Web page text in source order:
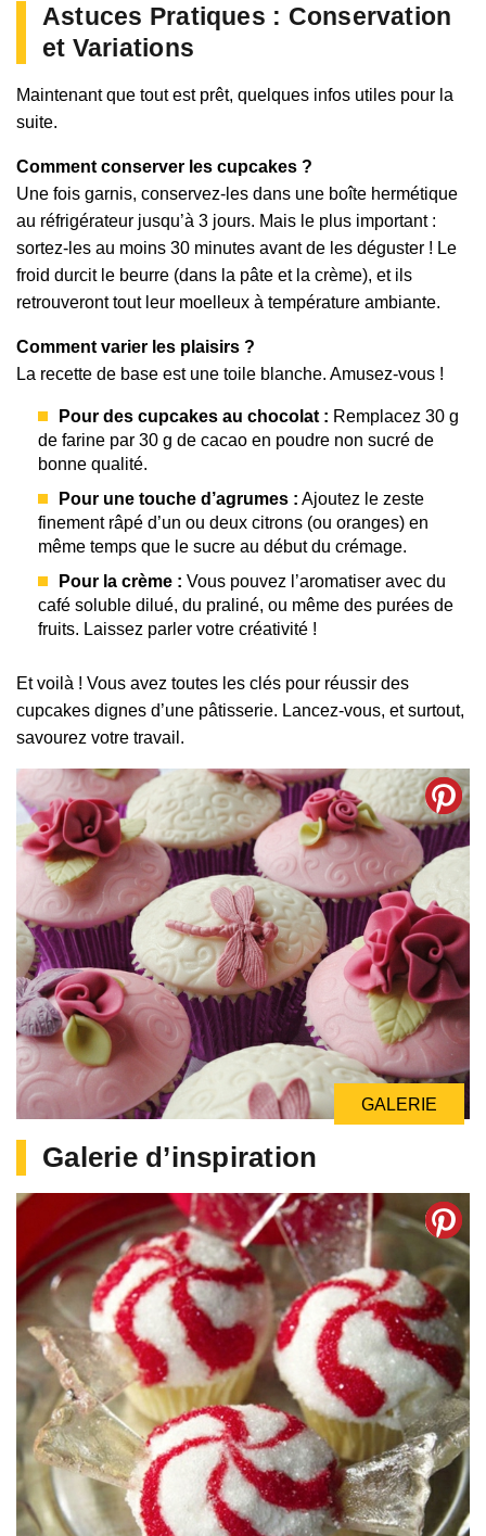
Astuces Pratiques : Conservation
et Variations
Maintenant que tout est prêt, quelques infos utiles pour la
suite.
Comment conserver les cupcakes ?
Une fois garnis, conservez-les dans une boîte hermétique
au réfrigérateur jusqu’à 3 jours. Mais le plus important :
sortez-les au moins 30 minutes avant de les déguster ! Le
froid durcit le beurre (dans la pâte et la crème), et ils
retrouveront tout leur moelleux à température ambiante.
Comment varier les plaisirs ?
La recette de base est une toile blanche. Amusez-vous !
Pour des cupcakes au chocolat : Remplacez 30 g
de farine par 30 g de cacao en poudre non sucré de
bonne qualité.
Pour une touche d’agrumes : Ajoutez le zeste
finement râpé d’un ou deux citrons (ou oranges) en
même temps que le sucre au début du crémage.
Pour la crème : Vous pouvez l’aromatiser avec du
café soluble dilué, du praliné, ou même des purées de
fruits. Laissez parler votre créativité !
Et voilà ! Vous avez toutes les clés pour réussir des
cupcakes dignes d’une pâtisserie. Lancez-vous, et surtout,
savourez votre travail.
GALERIE
Galerie d’inspiration